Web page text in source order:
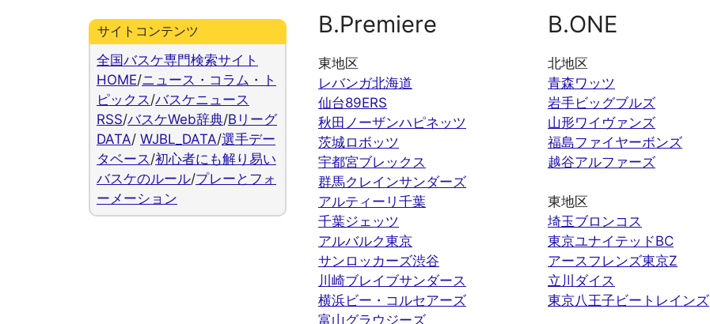
サイトコンテンツ
全国バスケ専門検索サイト
HOME/ニュース・コラム・ト
ピックス /バスケニュース
RSS/バスケWeb辞典/Bリーグ
DATA/ WJBL_DATA/選手デー
タベース /初心者にも解り易い
バスケのルール/プレーとフォ
ーメーション
B.Premiere
東地区
レバンガ北海道
仙台89ERS
秋田ノーザンハピネッツ
茨城ロボッツ
宇都宮ブレックス
群馬クレインサンダーズ
アルティーリ千葉
千葉ジェッツ
アルバルク東京
サンロッカーズ渋谷
川崎ブレイブサンダース
横浜ビー・コルセアーズ
富山グラウジーズ
B.ONE
北地区
青森ワッツ
岩手ビッグブルズ
山形ワイヴァンズ
福島ファイヤーボンズ
越谷アルファーズ
東地区
埼玉ブロンコス
東京ユナイテッドBC
アースフレンズ東京Z
立川ダイス
東京八王子ビートレインズ